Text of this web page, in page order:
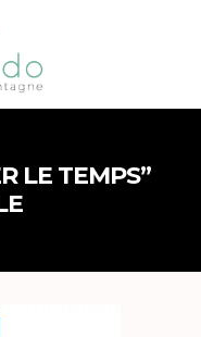
LE TEMPS”